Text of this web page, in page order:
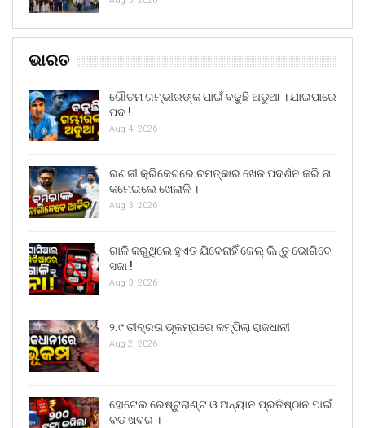
ଭାରତ
ଗୌତମ ଗମ୍ଭୀରଙ୍କ ପାଇଁ ବଢୁଛି ଅଡୁଆ । ଯାଇପାରେ
ପଦ !
Aug 4, 2026
ରଣଜୀ କ୍ରିକେଟରେ ଚମତ୍କାର ଖେଳ ପଦର୍ଶନ କରି ନା
କମେଇଲେ ଖେଳାଳି ।
Aug 3, 2026
ଗାଳି କରୁଥିଲେ ହୁଏତ ଯିବେନାହିଁ ଜେଲ୍ କିନ୍ତୁ ଭୋଗିବେ
ସଜା !
Aug 3, 2026
୨.୯ ତୀବ୍ରତା ଭୂକମ୍ପରେ କମ୍ପିଲା ରାଜଧାନୀ
Aug 2, 2026
ହୋଟେଲ ରେଷ୍ଟୁରାଣ୍ଟ ଓ ଅନ୍ୟାନ ପ୍ରତିଷ୍ଠାନ ପାଇଁ
ବଡ ଖବର ।